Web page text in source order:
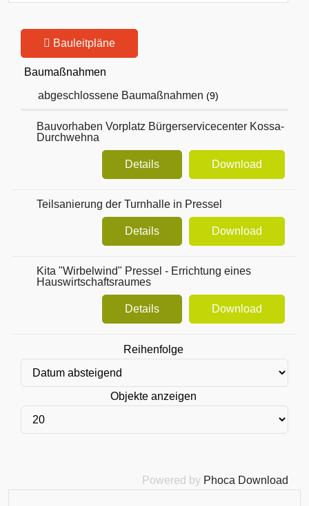
Bauleitpläne
Baumaßnahmen
abgeschlossene Baumaßnahmen (9)
Bauvorhaben Vorplatz Bürgerservicecenter Kossa-
Durchwehna
Download
Details
Teilsanierung der Turnhalle in Pressel
Download
Details
Kita "Wirbelwind" Pressel - Errichtung eines
Hauswirtschaftsraumes
Download
Details
Reihenfolge
Objekte anzeigen
Powered by Phoca Download